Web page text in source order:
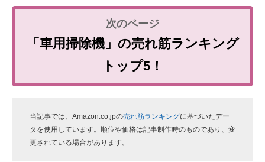
「車用掃除機」の売れ筋ランキング
トップ5！
当記事では、Amazon.co.jpの売れ筋ランキングに基づいたデー
タを使用しています。順位や価格は記事制作時のものであり、変
更されている場合があります。